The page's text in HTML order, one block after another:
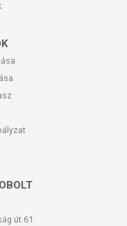
út 61.